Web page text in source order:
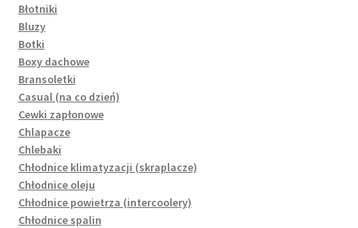
Błotniki
Bluzy
Botki
Boxy dachowe
Bransoletki
Casual (na co dzień)
Cewki zapłonowe
Chlapacze
Chlebaki
Chłodnice klimatyzacji (skraplacze)
Chłodnice oleju
Chłodnice powietrza (intercoolery)
Chłodnice spalin